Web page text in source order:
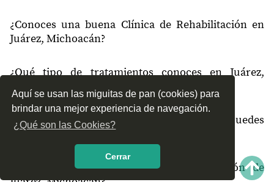
Aquí se usan las miguitas de pan (cookies) para
brindar una mejor experiencia de navegación.
¿Qué son las Cookies?
Cerrar
¿Conoces una buena Clínica de Rehabilitación en
Juárez, Michoacán?
¿Qué tipo de tratamientos conoces en Juárez,
Michoacán?
¿Cómo es el servicio de las Clínicas que puedes
encontrar en Juárez, Michoacán?
¿Recomiendas las Clínicas de Rehabilitación de